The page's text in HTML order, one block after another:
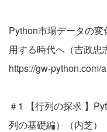
Python市場データの
用する時代へ（吉政忠
https://gw-python.com/
＃1 【行列の探求 】
列の基礎編）（内芝）